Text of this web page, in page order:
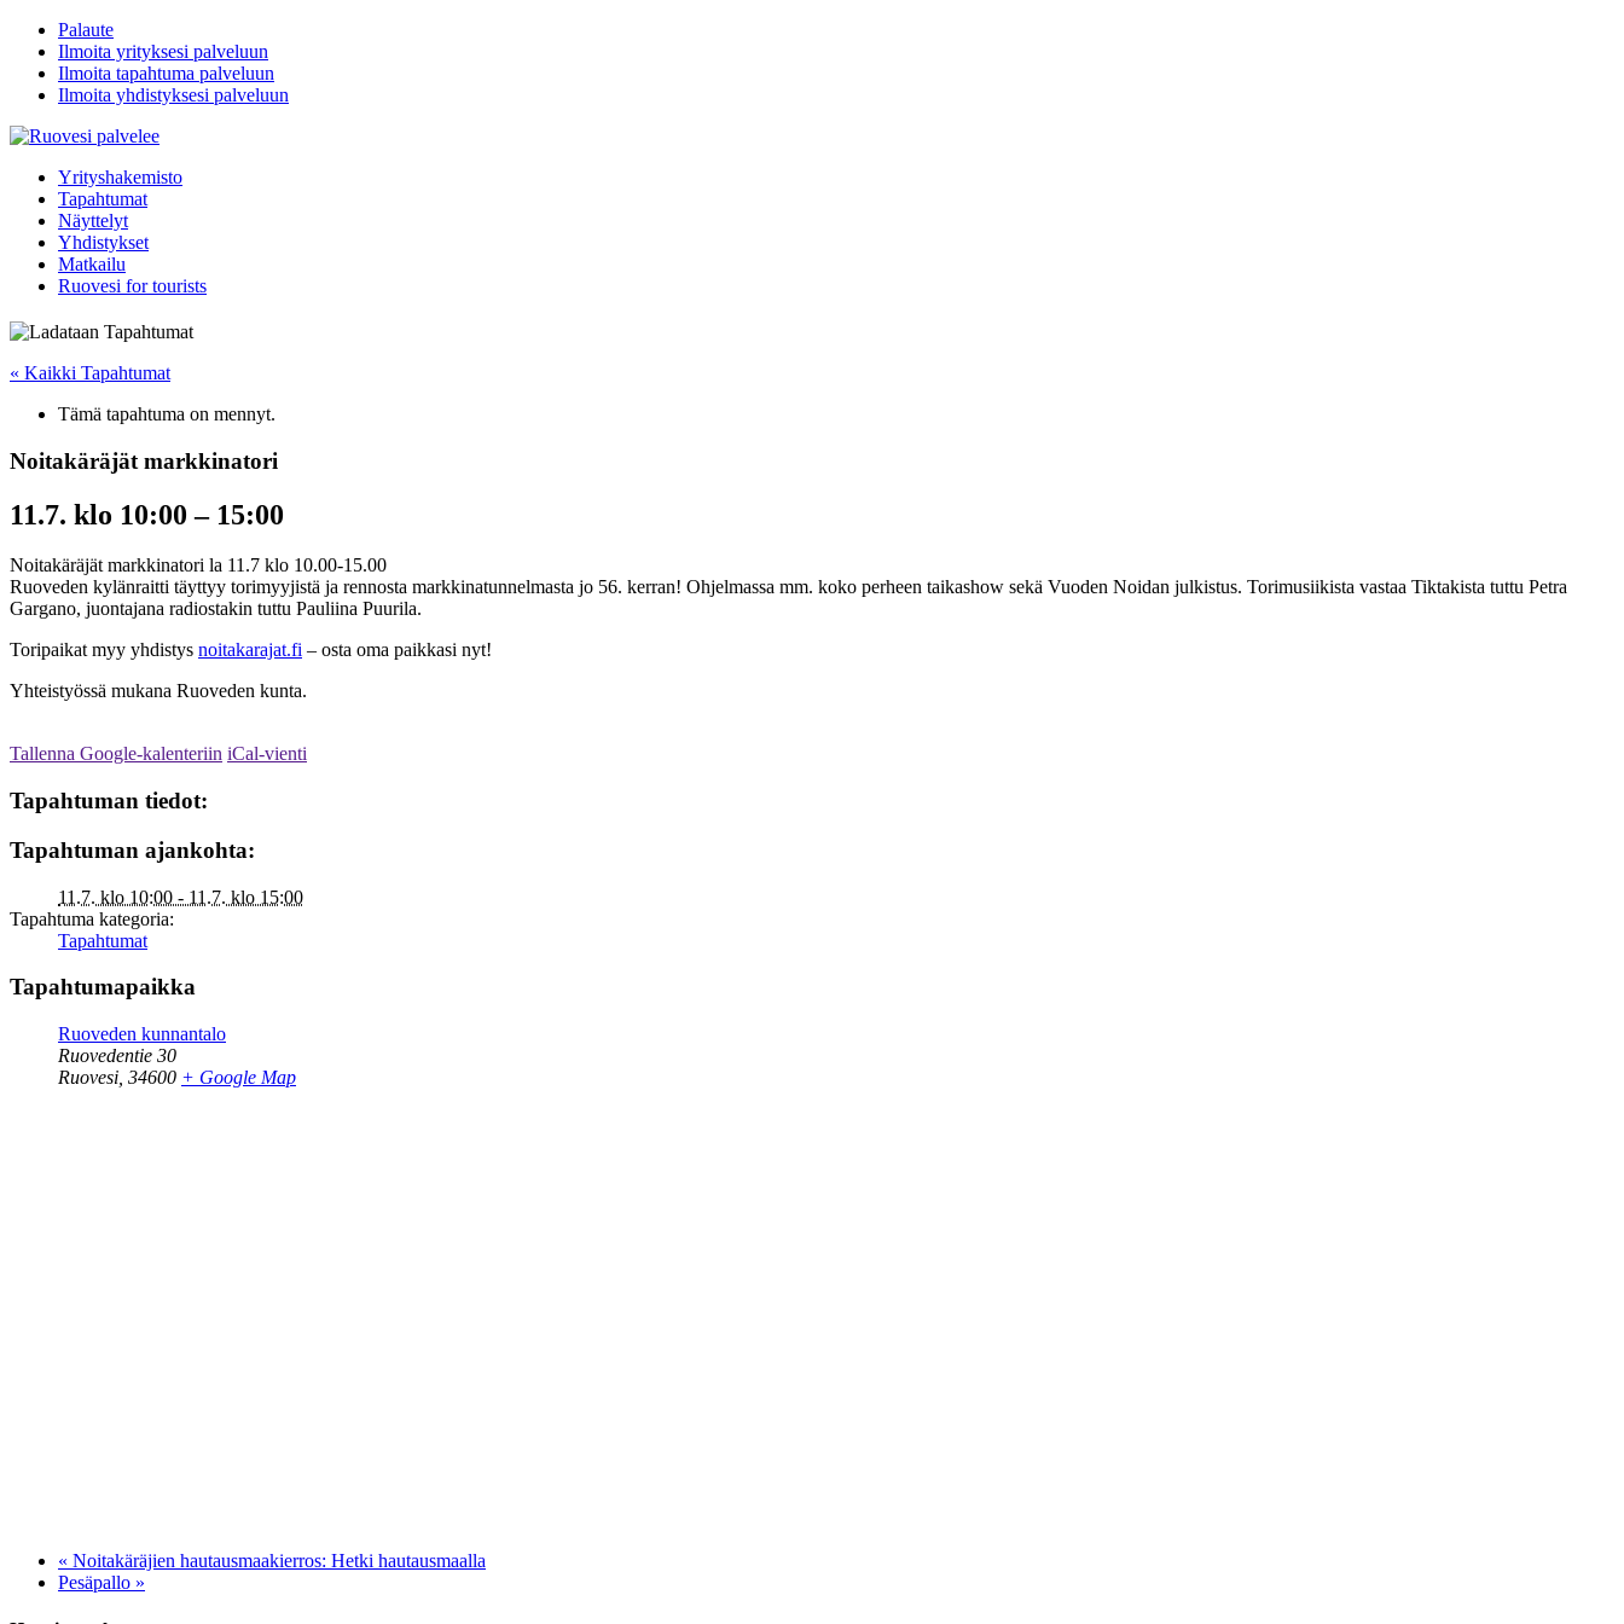
Palaute
Ilmoita yrityksesi palveluun
Ilmoita tapahtuma palveluun
Ilmoita yhdistyksesi palveluun
Yrityshakemisto
Tapahtumat
Näyttelyt
Yhdistykset
Matkailu
Ruovesi for tourists
« Kaikki Tapahtumat
Tämä tapahtuma on mennyt.
Noitakäräjät markkinatori
11.7. klo 10:00 – 15:00
Noitakäräjät markkinatori la 11.7 klo 10.00-15.00
Ruoveden kylänraitti täyttyy torimyyjistä ja rennosta markkinatunnelmasta jo 56. kerran! Ohjelmassa mm. koko perheen taikashow sekä Vuoden Noidan julkistus. Torimusiikista vastaa Tiktakista tuttu Petra
Gargano, juontajana radiostakin tuttu Pauliina Puurila.
Toripaikat myy yhdistys noitakarajat.fi – osta oma paikkasi nyt!
Yhteistyössä mukana Ruoveden kunta.
Tallenna Google-kalenteriin iCal-vienti
Tapahtuman tiedot:
Tapahtuman ajankohta:
11.7. klo 10:00 - 11.7. klo 15:00
Tapahtuma kategoria:
Tapahtumat
Tapahtumapaikka
Ruoveden kunnantalo
Ruovedentie 30
Ruovesi 34600 + Google Map
« Noitakäräjien hautausmaakierros: Hetki hautausmaalla
Pesäpallo »